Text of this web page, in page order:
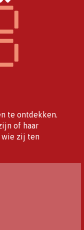
te ontdekken.
of haar
wie zij ten